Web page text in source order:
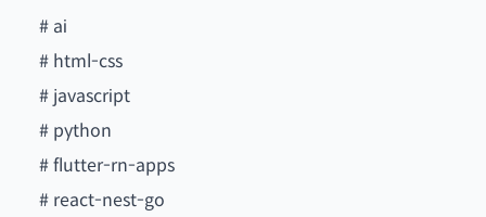
# ai
# html-css
# javascript
# python
#flutter-rn-apps
# react-nest-go